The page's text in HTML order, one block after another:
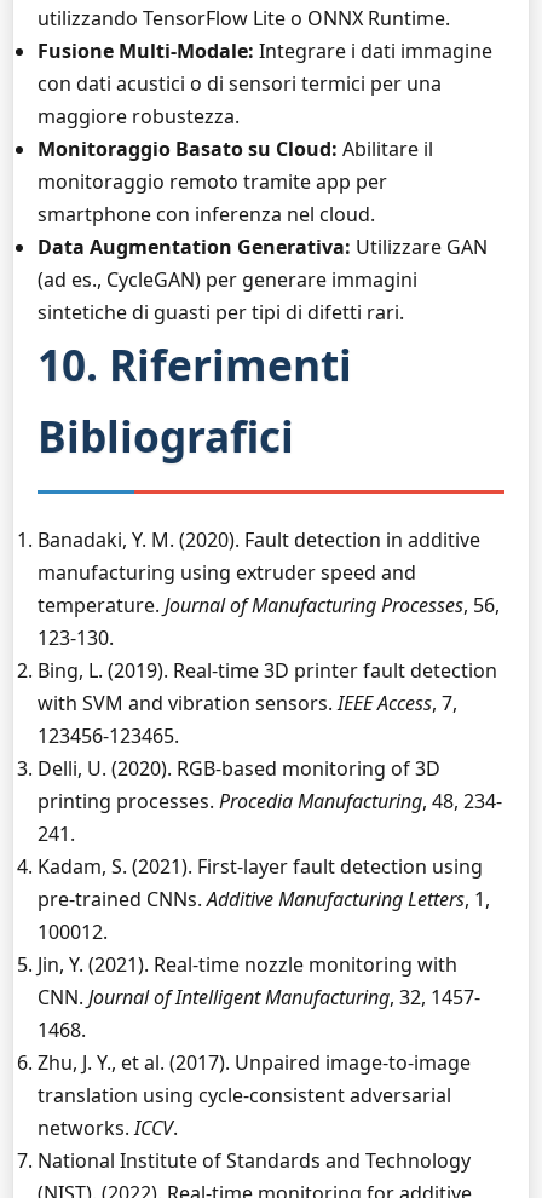
utilizzando TensorFlow Lite o ONNX Runtime.
Fusione Multi-Modale: Integrare i dati immagine
con dati acustici o di sensori termici per una
maggiore robustezza.
Monitoraggio Basato su Cloud: Abilitare il
monitoraggio remoto tramite app per
smartphone con inferenza nel cloud.
Data Augmentation Generativa: Utilizzare GAN
(ad es., CycleGAN) per generare immagini
sintetiche di guasti per tipi di difetti rari.
10. Riferimenti
Bibliografici
Banadaki, Y. M. (2020). Fault detection in additive
manufacturing using extruder speed and
temperature. Journal of Manufacturing Processes, 56,
123-130.
Bing, L. (2019). Real-time 3D printer fault detection
with SVM and vibration sensors.IEEE Access, 7,
123456-123465.
Delli, U. (2020). RGB-based monitoring of 3D
printing processes. Procedia Manufacturing, 48, 234-
241.
Kadam, S. (2021). First-layer fault detection using
pre-trained CNNs.Additive Manufacturing Letters, 1,
100012.
Jin, Y. (2021). Real-time nozzle monitoring with
CNN. Journal of Intelligent Manufacturing, 32, 1457-
1468.
Zhu, J. Y., et al. (2017). Unpaired image-to-image
translation using cycle-consistent adversarial
networks.ICCV.
National Institute of Standards and Technology